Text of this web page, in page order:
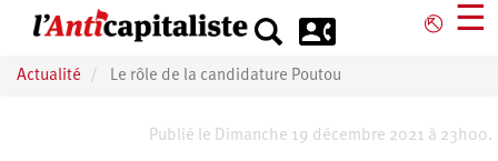
principal
⎋ ☰
Actualité Le rôle de la candidature Poutou
Publié le Dimanche 19 décembre 2021 à 23h00.